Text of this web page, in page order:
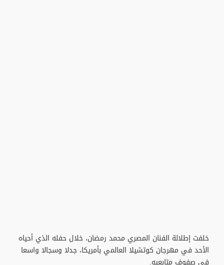
خلفت إطلالة الفنان المصري محمد رمضان، خلال حفله الذي أحياه
الأحد في مهرجان كوتشيلا العالمي بأمريكا، جدلا وسجالا واسعا